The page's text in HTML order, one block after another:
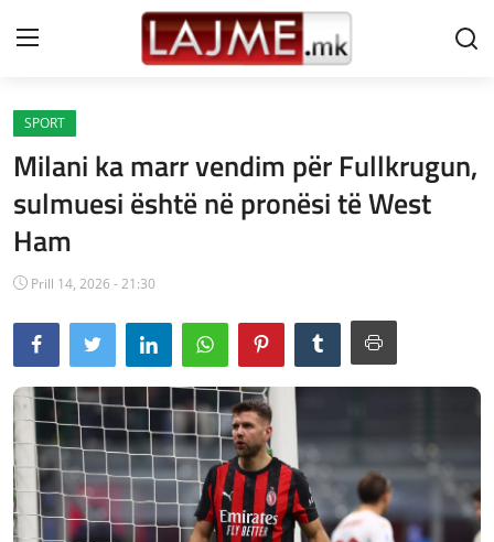
Shtëpi
LAJME MAQEDONI
SHQIPERI
KOSOVA
LAJME NGA BOTA
SHOWBIZ
SPORT
SHENDETI
JETA
SPORT
Milani ka marr vendim për Fullkrugun,
sulmuesi është në pronësi të West
Ham
Prill 14, 2026 - 21:30